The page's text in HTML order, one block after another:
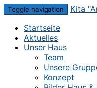
Skip
content
Toggle navigation
Kita
Startseite
Aktuelles
Unser Haus
Team
Unsere
Konzept